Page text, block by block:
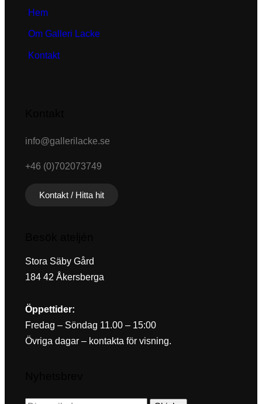
Hem
Om Galleri Lacke
Kontakt
info@gallerilacke.se
+46 (0)702073749
Kontakt / Hitta hit
Stora Säby Gård
184 42 Åkersberga
Öppettider:
Fredag – Söndag 11.00 – 15:00
Övriga dagar – kontakta för visning.